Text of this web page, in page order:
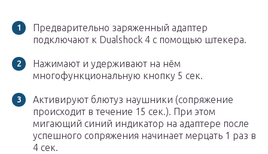
Предварительно заряженный адаптер
подключают к Dualshock 4 с помощью штекера.
Нажимают и удерживают на нём
многофункциональную кнопку 5 сек.
Активируют блютуз наушники (сопряжение
происходит в течение 15 сек.). При этом
мигающий синий индикатор на адаптере после
успешного сопряжения начинает мерцать 1 раз в
4 сек.